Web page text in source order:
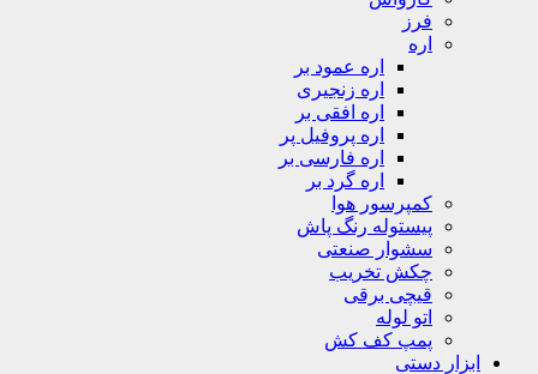
فرز
اره
اره عمود بر
اره زنجیری
اره افقی بر
اره پروفیل پر
اره فارسی بر
اره گرد بر
کمپرسور هوا
پیستوله رنگ پاش
سشوار صنعتی
چکش تخریب
قیچی برقی
اتو لوله
پمپ کف کش
ابزار دستی